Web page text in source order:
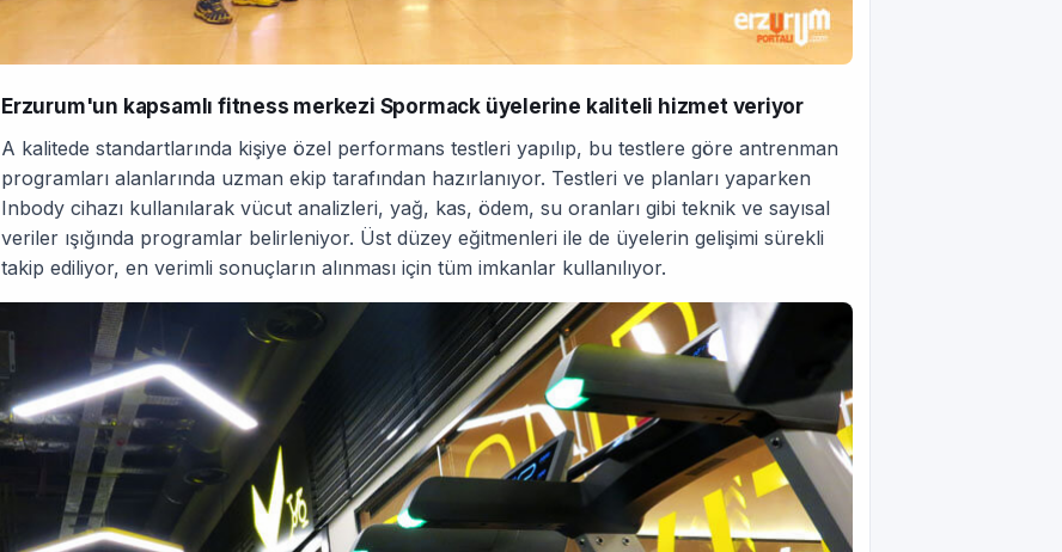
Erzurum'un kapsamlı fitness merkezi Spormack üyelerine kaliteli hizmet veriyor
A kalitede standartlarında kişiye özel performans testleri yapılıp, bu testlere göre antrenman
programları alanlarında uzman ekip tarafından hazırlanıyor. Testleri ve planları yaparken
Inbody cihazı kullanılarak vücut analizleri, yağ, kas, ödem, su oranları gibi teknik ve sayısal
veriler ışığında programlar belirleniyor. Üst düzey eğitmenleri ile de üyelerin gelişimi sürekli
takip ediliyor, en verimli sonuçların alınması için tüm imkanlar kullanılıyor.